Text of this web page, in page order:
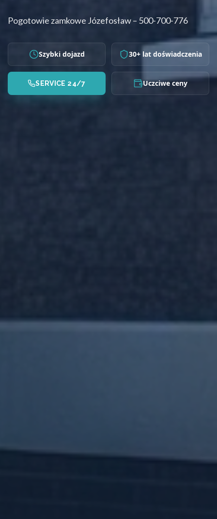
Pogotowie zamkowe Józefosław – 500-700-776
Szybki dojazd 30+ lat doświadczenia
SERVICE 24/7 Uczciwe ceny